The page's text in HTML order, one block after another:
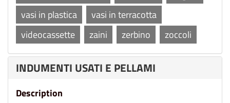
vasi in plastica
vasi in terracotta
videocassette
zaini zerbino zoccoli
INDUMENTI USATI E PELLAMI
Description